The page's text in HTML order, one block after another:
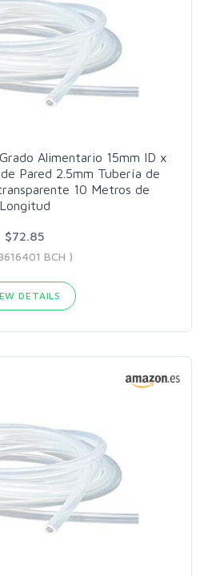
Alimentario 15mm ID x
Pared 2.5mm Tubería de
10 Metros de
Longitud
$72.85
BCH )
DETAILS